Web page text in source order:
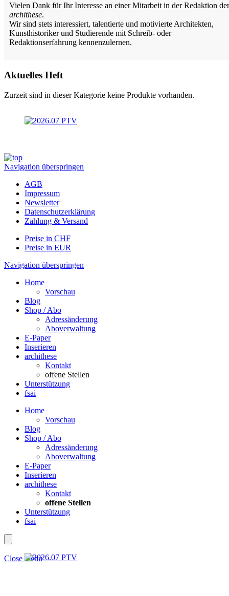
Vielen Dank für Ihr Interesse an einer Mitarbeit in der Redaktion der
archithese.
Wir sind stets interessiert, talentierte und motivierte Architekten,
Kunsthistoriker und Studierende mit Schreib- oder
Redaktionserfahrung kennenzulernen.
Aktuelles Heft
Zurzeit sind in dieser Kategorie keine Produkte vorhanden.
Navigation überspringen
AGB
Impressum
Newsletter
Datenschutzerklärung
Zahlung & Versand
Preise in CHF
Preise in EUR
Navigation überspringen
Home
Vorschau
Blog
Shop / Abo
Adressänderung
Aboverwaltung
E-Paper
Inserieren
archithese
Kontakt
offene Stellen
Unterstützung
fsai
Home
Vorschau
Blog
Shop / Abo
Adressänderung
Aboverwaltung
E-Paper
Inserieren
archithese
Kontakt
offene Stellen
Unterstützung
fsai
Close menu